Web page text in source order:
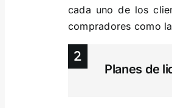
cada uno de los
compradores como
Planes de